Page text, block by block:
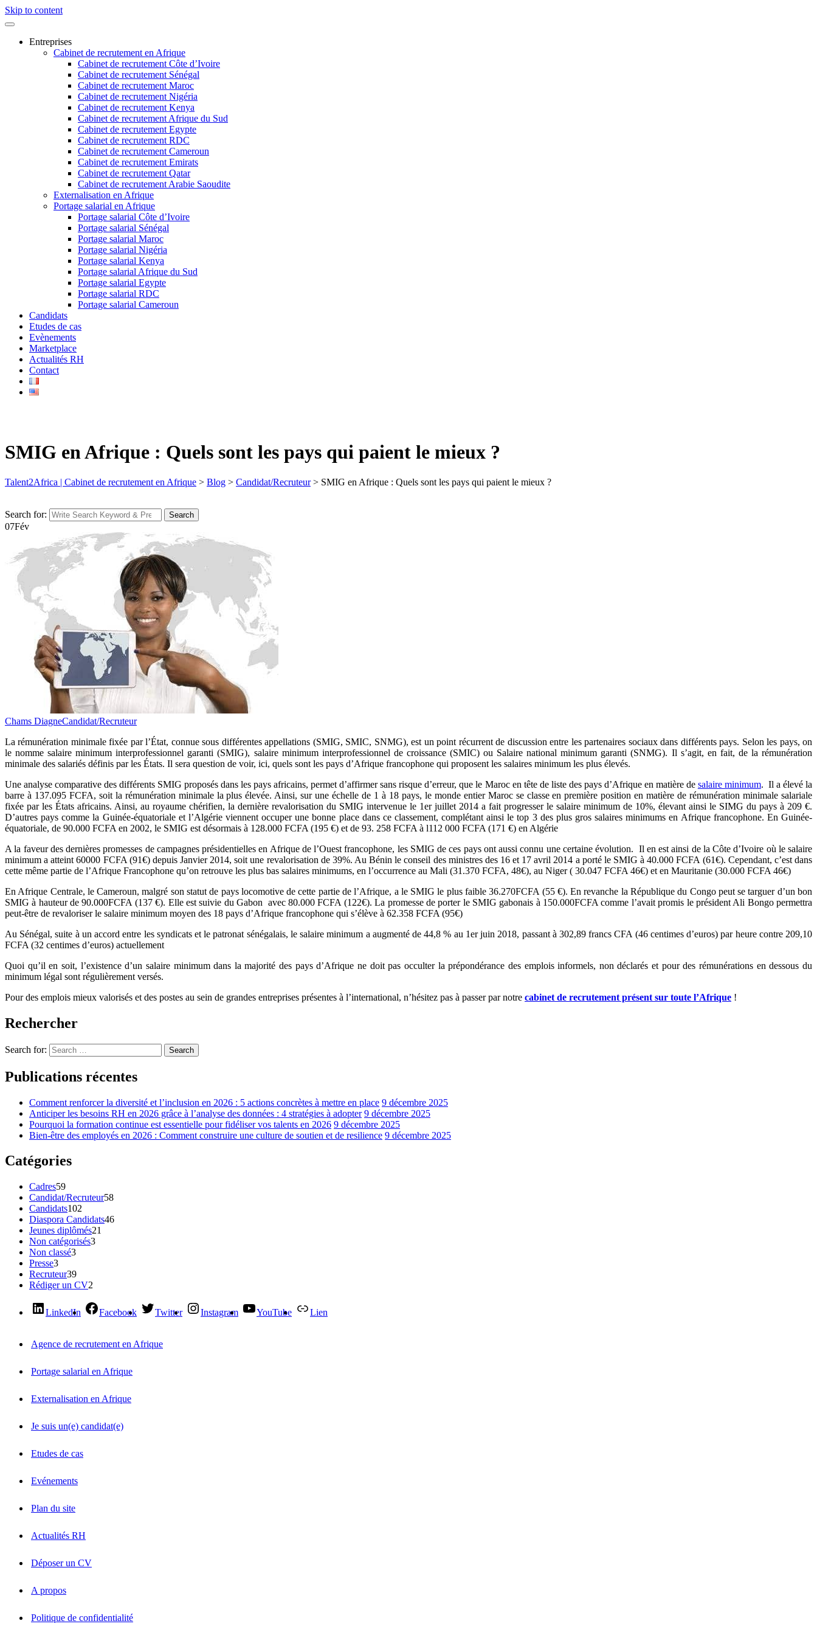
Skip to content
Entreprises
Cabinet de recrutement en Afrique
Cabinet de recrutement Côte d’Ivoire
Cabinet de recrutement Sénégal
Cabinet de recrutement Maroc
Cabinet de recrutement Nigéria
Cabinet de recrutement Kenya
Cabinet de recrutement Afrique du Sud
Cabinet de recrutement Egypte
Cabinet de recrutement RDC
Cabinet de recrutement Cameroun
Cabinet de recrutement Emirats
Cabinet de recrutement Qatar
Cabinet de recrutement Arabie Saoudite
Externalisation en Afrique
Portage salarial en Afrique
Portage salarial Côte d’Ivoire
Portage salarial Sénégal
Portage salarial Maroc
Portage salarial Nigéria
Portage salarial Kenya
Portage salarial Afrique du Sud
Portage salarial Egypte
Portage salarial RDC
Portage salarial Cameroun
Candidats
Etudes de cas
Evènements
Marketplace
Actualités RH
Contact
SMIG en Afrique : Quels sont les pays qui paient le mieux ?
Talent2Africa | Cabinet de recrutement en Afrique > Blog > Candidat/Recruteur> SMIG en Afrique : Quels sont les pays qui paient le mieux ?
Search for: Search
07Fév
Chams DiagneCandidat/Recruteur
La rémunération minimale fixée par l’État, connue sous différentes appellations (SMIG, SMIC, SNMG), est un point récurrent de discussion entre les partenaires sociaux dans différents pays. Selon les pays, on
le nomme salaire minimum interprofessionnel garanti (SMIG), salaire minimum interprofessionnel de croissance (SMIC) ou Salaire national minimum garanti (SNMG). Il s’agit, en fait, de la rémunération
minimale des salariés définis par les États. Il sera question de voir, ici, quels sont les pays d’Afrique francophone qui proposent les salaires minimum les plus élevés.
Une analyse comparative des différents SMIG proposés dans les pays africains, permet d’affirmer sans risque d’erreur, que le Maroc en tête de liste des pays d’Afrique en matière de salaire minimum. Il a élevé la
barre à 137.095 FCFA, soit la rémunération minimale la plus élevée. Ainsi, sur une échelle de 1 à 18 pays, le monde entier Maroc se classe en première position en matière de rémunération minimale salariale
fixée par les États africains. Ainsi, au royaume chérifien, la dernière revalorisation du SMIG intervenue le 1er juillet 2014 a fait progresser le salaire minimum de 10%, élevant ainsi le SIMG du pays à 209 €.
D’autres pays comme la Guinée-équatoriale et l’Algérie viennent occuper une bonne place dans ce classement, complétant ainsi le top 3 des plus gros salaires minimums en Afrique francophone. En Guinée-
équatoriale, de 90.000 FCFA en 2002, le SMIG est désormais à 128.000 FCFA (195 €) et de 93. 258 FCFA à l112 000 FCFA (171 €) en Algérie
A la faveur des dernières promesses de campagnes présidentielles en Afrique de l’Ouest francophone, les SMIG de ces pays ont aussi connu une certaine évolution. Il en est ainsi de la Côte d’Ivoire où le salaire
minimum a atteint 60000 FCFA (91€) depuis Janvier 2014, soit une revalorisation de 39%. Au Bénin le conseil des ministres des 16 et 17 avril 2014 a porté le SMIG à 40.000 FCFA (61€). Cependant, c’est dans
cette même partie de l’Afrique Francophone qu’on retrouve les plus bas salaires minimums, en l’occurrence au Mali (31.370 FCFA, 48€), au Niger ( 30.047 FCFA 46€) et en Mauritanie (30.000 FCFA 46€)
En Afrique Centrale, le Cameroun, malgré son statut de pays locomotive de cette partie de l’Afrique, a le SMIG le plus faible 36.270FCFA (55 €). En revanche la République du Congo peut se targuer d’un bon
SMIG à hauteur de 90.000FCFA (137 €). Elle est suivie du Gabon avec 80.000 FCFA (122€). La promesse de porter le SMIG gabonais à 150.000FCFA comme l’avait promis le président Ali Bongo permettra
peut-être de revaloriser le salaire minimum moyen des 18 pays d’Afrique francophone qui s’élève à 62.358 FCFA (95€)
Au Sénégal, suite à un accord entre les syndicats et le patronat sénégalais, le salaire minimum a augmenté de 44,8 % au 1er juin 2018, passant à 302,89 francs CFA (46 centimes d’euros) par heure contre 209,10
FCFA (32 centimes d’euros) actuellement
Quoi qu’il en soit, l’existence d’un salaire minimum dans la majorité des pays d’Afrique ne doit pas occulter la prépondérance des emplois informels, non déclarés et pour des rémunérations en dessous du
minimum légal sont régulièrement versés.
Pour des emplois mieux valorisés et des postes au sein de grandes entreprises présentes à l’international, n’hésitez pas à passer par notre cabinet de recrutement présent sur toute l’Afrique !
Rechercher
Search for: Search
Publications récentes
Comment renforcer la diversité et l’inclusion en 2026 : 5 actions concrètes à mettre en place 9 décembre 2025
Anticiper les besoins RH en 2026 grâce à l’analyse des données : 4 stratégies à adopter 9 décembre 2025
Pourquoi la formation continue est essentielle pour fidéliser vos talents en 2026 9 décembre 2025
Bien-être des employés en 2026 : Comment construire une culture de soutien et de resilience 9 décembre 2025
Catégories
Cadres59
Candidat/Recruteur58
Candidats102
Diaspora Candidats46
Jeunes diplômés21
Non catégorisés3
Non classé3
Presse3
Recruteur39
Rédiger un CV2
LinkedIn Facebook Twitter Instagram YouTube Lien
Agence de recrutement en Afrique
Portage salarial en Afrique
Externalisation en Afrique
Je suis un(e) candidat(e)
Etudes de cas
Evénements
Plan du site
Actualités RH
Déposer un CV
A propos
Politique de confidentialité